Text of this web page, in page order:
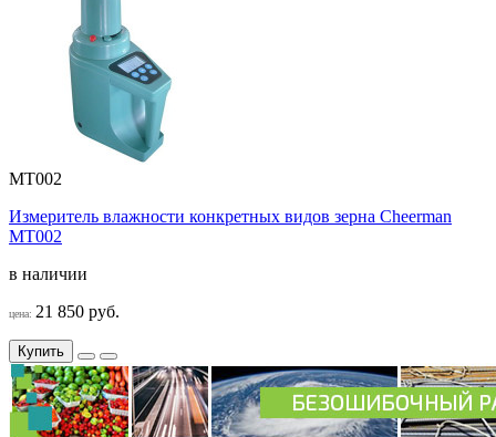
MT002
Измеритель влажности конкретных видов зерна Cheerman
MT002
в наличии
цена: 21 850 руб.
Купить